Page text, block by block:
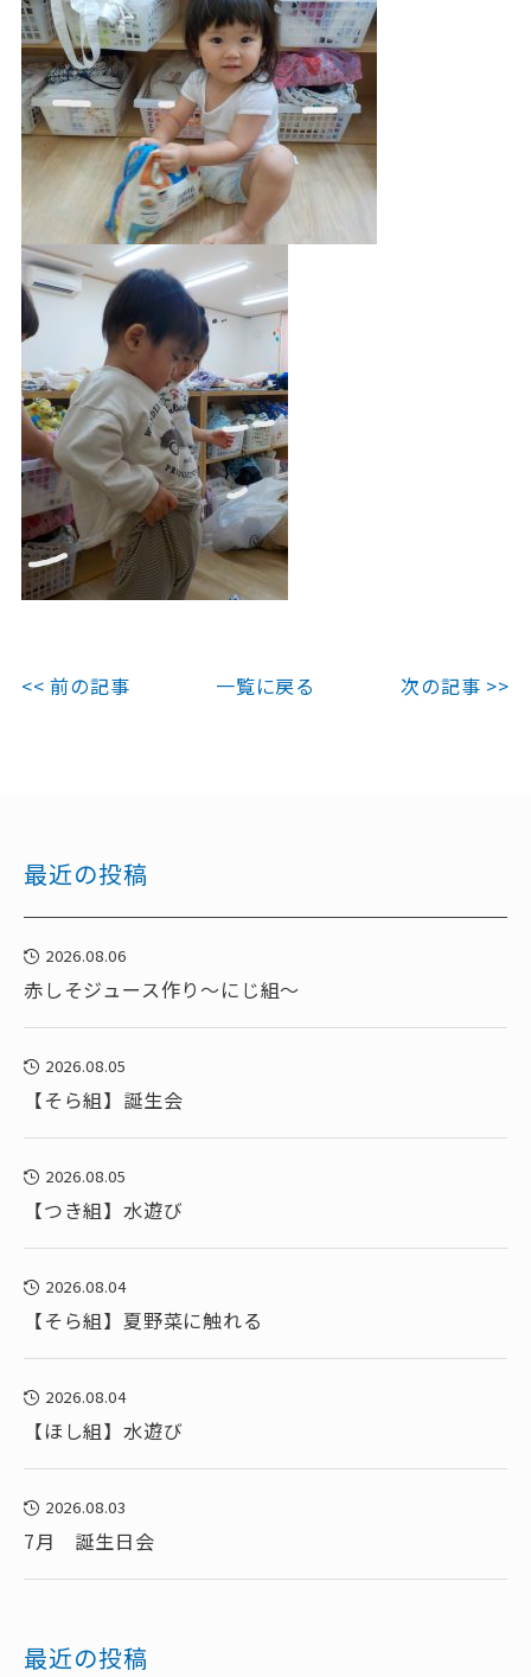
<< 前の記事 一覧に戻る 次の記事 >>
最近の投稿
2026.08.06
赤しそジュース作り～にじ組～
2026.08.05
【そら組】誕生会
2026.08.05
【つき組】水遊び
2026.08.04
【そら組】夏野菜に触れる
2026.08.04
【ほし組】水遊び
2026.08.03
7月 誕生日会
最近の投稿